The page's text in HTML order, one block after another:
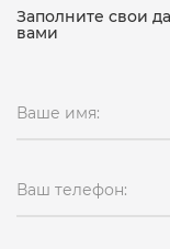
Заполните свои
вами
Ваше имя:
Ваш телефон: